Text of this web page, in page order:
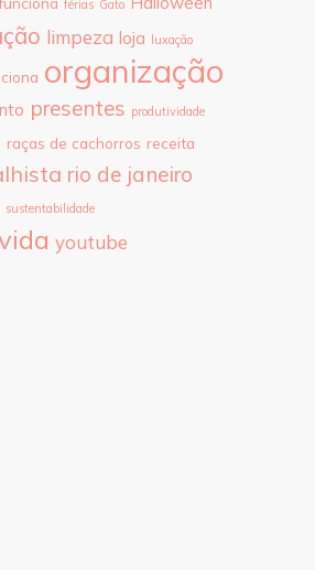
férias Gato
limpeza loja luxação
organização
presentes produtividade
raças de cachorros receita
rio de janeiro
sustentabilidade
youtube